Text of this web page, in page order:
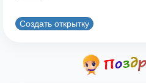
Создать открытку